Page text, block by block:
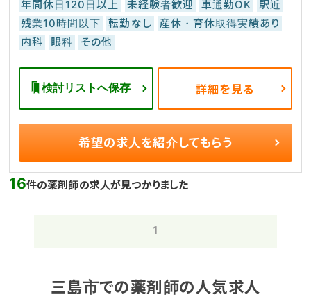
年間休日120日以上 未経験者歓迎 車通勤OK
駅近
残業10時間以下
転勤なし
産休・育休取得実績あり
内科
眼科 その他
検討リストへ保存 詳細を見る
希望の求人を紹介してもらう
16件の薬剤師の求人が見つかりました
1
三島市での薬剤師の人気求人